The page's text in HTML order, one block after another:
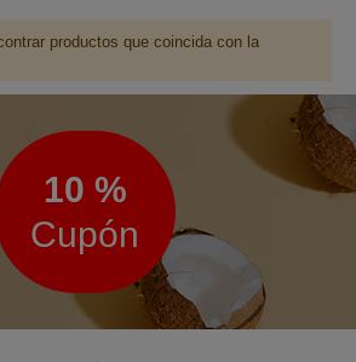
productos que coincida con la
10 %
Cupón